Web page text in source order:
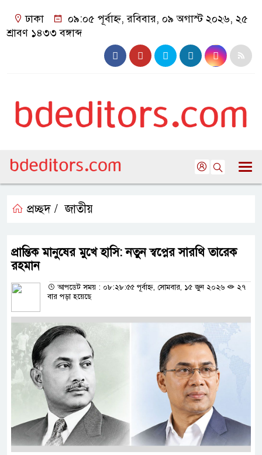
ঢাকা
০৯:০৫ পূর্বাহ্ন, রবিবার, ০৯ অগাস্ট ২০২৬, ২৫
শ্রাবণ ১৪৩৩ বঙ্গাব্দ
প্রচ্ছদ / জাতীয়
প্রান্তিক মানুষের মুখে হাসি: নতুন স্বপ্নের সারথি তারেক
রহমান
আপডেট সময় : ০৮:২৮:৫৫ পূর্বাহ্ন, সোমবার, ১৫ জুন ২০২৬
২৭
বার পড়া হয়েছে